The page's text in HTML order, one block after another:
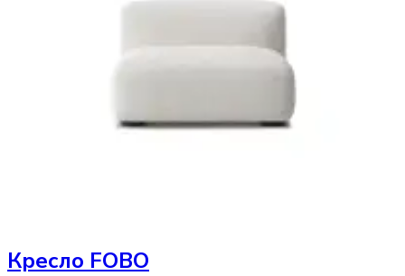
Кресло FOBO